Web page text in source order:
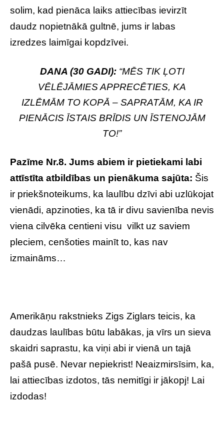
solim, kad pienāca laiks attiecības ievirzīt
daudz nopietnākā gultnē, jums ir labas
izredzes laimīgai kopdzīvei.
DANA (30 GADI):“MĒS TIK ĻOTI
VĒLĒJĀMIES APPRECĒTIES, KA
IZLĒMĀM TO KOPĀ – SAPRATĀM, KA IR
PIENĀCIS ĪSTAIS BRĪDIS UN ĪSTENOJĀM
TO!”
Pazīme Nr.8. Jums abiem ir pietiekami labi
attīstīta atbildības un pienākuma sajūta: Šis
ir priekšnoteikums, ka laulību dzīvi abi uzlūkojat
vienādi, apzinoties, ka tā ir divu savienība nevis
viena cilvēka centieni visu vilkt uz saviem
pleciem, cenšoties mainīt to, kas nav
izmaināms…
Amerikāņu rakstnieks Zigs Ziglars teicis, ka
daudzas laulības būtu labākas, ja vīrs un sieva
skaidri saprastu, ka viņi abi ir vienā un tajā
pašā pusē. Nevar nepiekrist! Neaizmirsīsim, ka,
lai attiecības izdotos, tās nemitīgi ir jākopj! Lai
izdodas!